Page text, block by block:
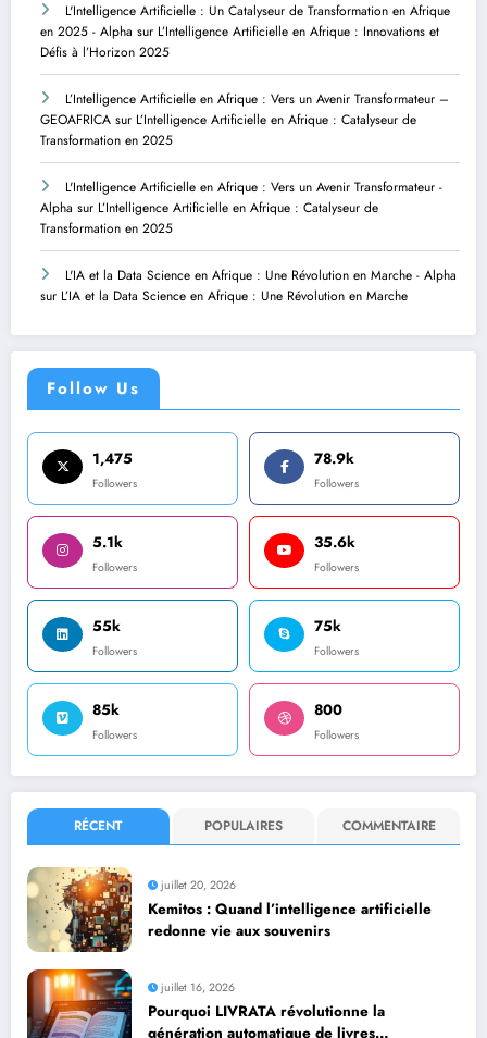
L'Intelligence Artificielle : Un Catalyseur de Transformation en Afrique
en 2025 - Alpha sur L’Intelligence Artificielle en Afrique : Innovations et
Défis à l’Horizon 2025
L’Intelligence Artificielle en Afrique : Vers un Avenir Transformateur –
GEOAFRICA sur L’Intelligence Artificielle en Afrique : Catalyseur de
Transformation en 2025
L'Intelligence Artificielle en Afrique : Vers un Avenir Transformateur -
Alpha sur L’Intelligence Artificielle en Afrique : Catalyseur de
Transformation en 2025
L'IA et la Data Science en Afrique : Une Révolution en Marche - Alpha
sur L’IA et la Data Science en Afrique : Une Révolution en Marche
Follow Us
1,475
Followers
78.9k
Followers
5.1k
Followers
35.6k
Followers
55k
Followers
75k
Followers
85k
Followers
800
Followers
RÉCENT POPULAIRES COMMENTAIRE
juillet 20, 2026
Kemitos : Quand l’intelligence artificielle
redonne vie aux souvenirs
juillet 16, 2026
Pourquoi LIVRATA révolutionne la
génération automatique de livres